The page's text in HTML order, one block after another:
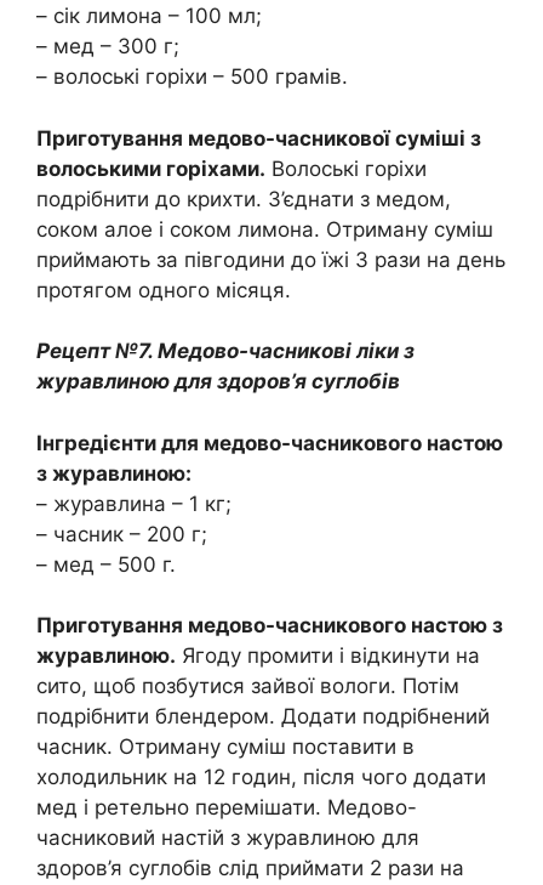
– сік лимона – 100 мл;
– мед – 300 г;
– волоські горіхи – 500 грамів.
Приготування медово-часникової суміші з
волоськими горіхами. Волоські горіхи
подрібнити до крихти. З’єднати з медом,
соком алое і соком лимона. Отриману суміш
приймають за півгодини до їжі 3 рази на день
протягом одного місяця.
Рецепт №7. Медово-часникові ліки з
журавлиною для здоров’я суглобів
Інгредієнти для медово-часникового настою
з журавлиною:
– журавлина – 1 кг;
– часник – 200 г;
– мед – 500 г.
Приготування медово-часникового настою з
журавлиною. Ягоду промити і відкинути на
сито, щоб позбутися зайвої вологи. Потім
подрібнити блендером. Додати подрібнений
часник. Отриману суміш поставити в
холодильник на 12 годин, після чого додати
мед і ретельно перемішати. Медово-
часниковий настій з журавлиною для
здоров’я суглобів слід приймати 2 рази на